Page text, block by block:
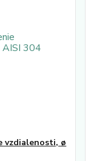
vzdialenosti, ø